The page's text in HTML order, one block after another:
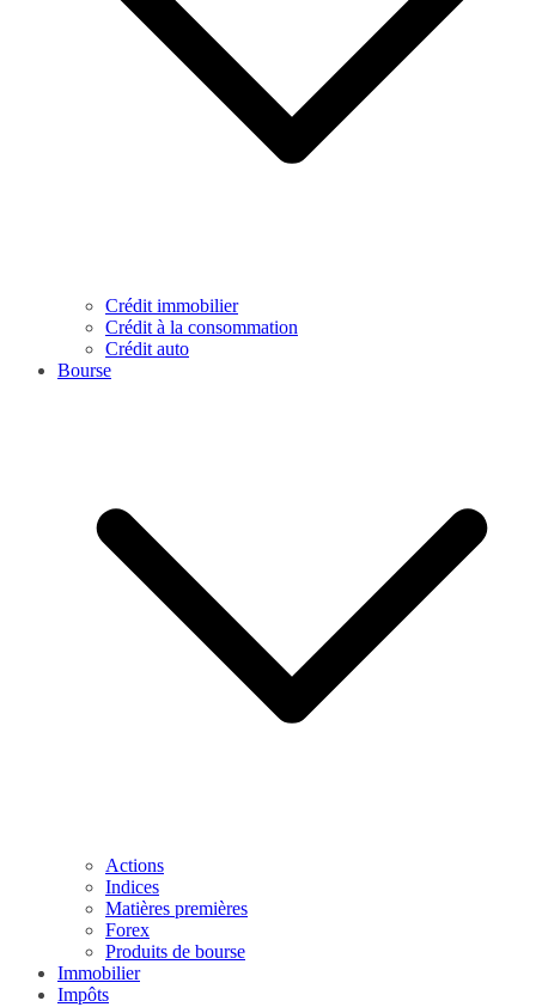
Crédit immobilier
Crédit à la consommation
Crédit auto
Bourse
Actions
Indices
Matières premières
Forex
Produits de bourse
Immobilier
Impôts